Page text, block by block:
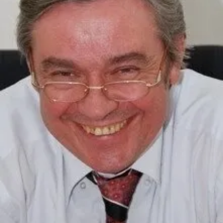
СТРУКТУРА
Президія НАН України
Апарат Президії
Секція фізико-технічних і математичних
наук
Секція хімічних і біологічних наук
Секція суспільних і гуманітарних наук
Установи при Президії
Ради, комітети та комісії
Наукові центри МОН та НАН України
Громадські організації